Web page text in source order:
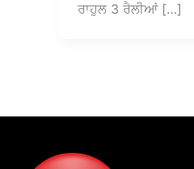
ਰਾਹੁਲ 3 ਰੈਲੀਆਂ […]